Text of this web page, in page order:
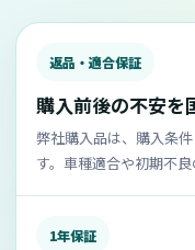
返品・適合保証
購入前後の不安を
弊社購入品は、購入条
す。車種適合や初期不良
1年保証